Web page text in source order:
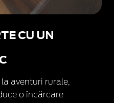
CU UN
la aventuri rurale,
o încărcare